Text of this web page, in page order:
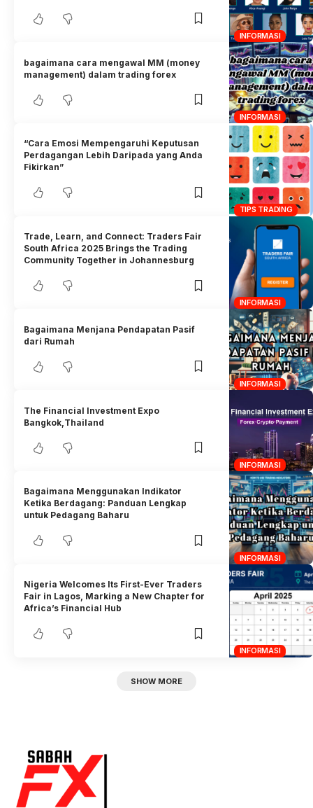
INFORMASI
INFORMASI
bagaimana cara mengawal MM (money
management) dalam trading forex
TIPS TRADING
“Cara Emosi Mempengaruhi Keputusan
Perdagangan Lebih Daripada yang Anda
Fikirkan”
INFORMASI
Trade, Learn, and Connect: Traders Fair
South Africa 2025 Brings the Trading
Community Together in Johannesburg
INFORMASI
Bagaimana Menjana Pendapatan Pasif
dari Rumah
INFORMASI
The Financial Investment Expo
Bangkok,Thailand
INFORMASI
Bagaimana Menggunakan Indikator
Ketika Berdagang: Panduan Lengkap
untuk Pedagang Baharu
INFORMASI
Nigeria Welcomes Its First-Ever Traders
Fair in Lagos, Marking a New Chapter for
Africa’s Financial Hub
SHOW MORE